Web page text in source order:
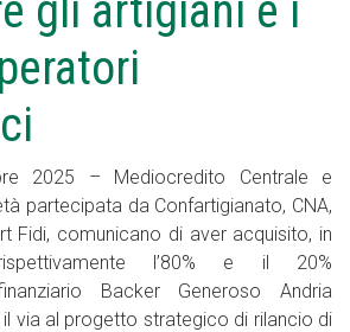
gli artigiani e i
2025 – Mediocredito Centrale e
partecipata da Confartigianato, CNA,
Fidi, comunicano di aver acquisito, in
l’80% e il 20%
Backer Generoso Andria
il via al progetto strategico di rilancio di